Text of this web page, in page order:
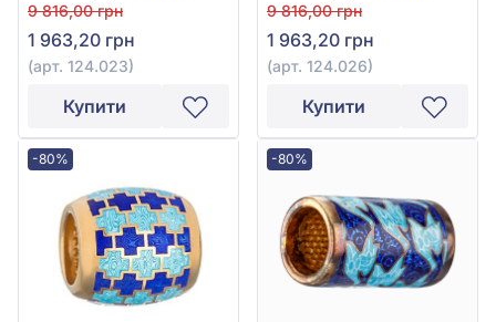
9 816,00 грн
1 963,20 грн
(арт. 124.023)
Купити
9 816,00 грн
1 963,20 грн
(арт. 124.026)
Купити
-80% -80%